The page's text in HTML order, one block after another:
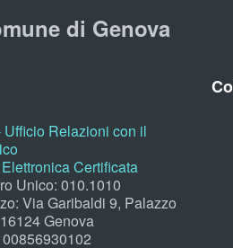
di Genova
Ufficio Relazioni con il
Certificata
Unico: 010.1010
Via Garibaldi 9, Palazzo
Genova
00856930102